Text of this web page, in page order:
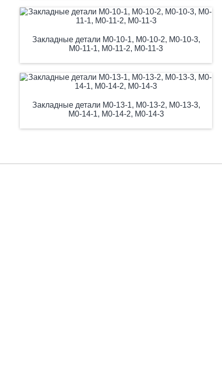
Закладные детали М0-10-1, М0-10-2, М0-10-3,
М0-11-1, М0-11-2, М0-11-3
Закладные детали М0-13-1, М0-13-2, М0-13-3,
М0-14-1, М0-14-2, М0-14-3